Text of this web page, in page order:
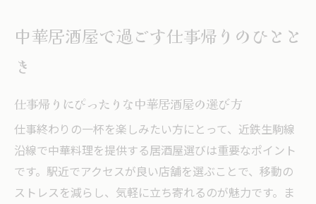
中華居酒屋で過ごす仕事帰りのひとと
き
仕事帰りにぴったりな中華居酒屋の選び方
仕事終わりの一杯を楽しみたい方にとって、近鉄生駒線
沿線で中華料理を提供する居酒屋選びは重要なポイント
です。駅近でアクセスが良い店舗を選ぶことで、移動の
ストレスを減らし、気軽に立ち寄れるのが魅力です。ま